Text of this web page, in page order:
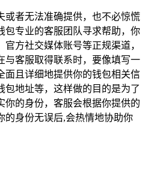
或者无法准确提供，也不必惊慌
包专业的客服团队寻求帮助，你
官方社交媒体账号等正规渠道，
与客服取得联系时，要像填写一
面且详细地提供你的钱包相关信
包地址等，这样做的目的是为了
你的身份，客服会根据你提供的
的身份无误后,会热情地协助你